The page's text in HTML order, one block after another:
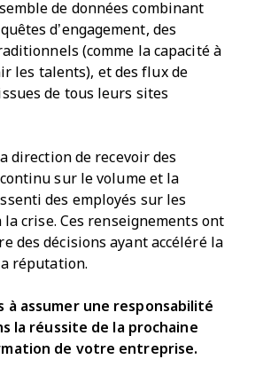
de données combinant
d’engagement, des
(comme la capacité à
les talents), et des flux de
de tous leurs sites
direction de recevoir des
sur le volume et la
des employés sur les
crise. Ces renseignements ont
des décisions ayant accéléré la
réputation.
à assumer une responsabilité
la réussite de la prochaine
de votre entreprise.